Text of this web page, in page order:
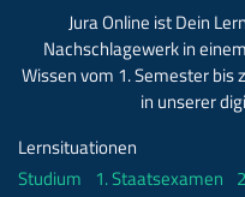
Jura Online ist Dein
Nachschlagewerk in
Wissen vom 1. Semester bis
in unserer
Lernsituationen
Studium 1. Staatsexamen